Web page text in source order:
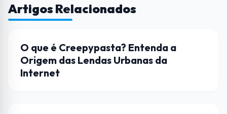
Artigos Relacionados
CULTURA POP
O que é Creepypasta? Entenda a
Origem das Lendas Urbanas da
Internet